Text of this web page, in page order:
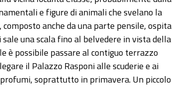
e figure di animali che svelano la
anche da una parte pensile, ospita
una scala fino al belvedere in vista della
è possibile passare al contiguo terrazzo
il Palazzo Rasponi alle scuderie e ai
soprattutto in primavera. Un piccolo